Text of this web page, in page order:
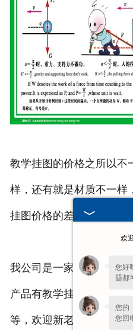
教学挂图的价格之所以不
样，还有就是材质不一样
挂图价格的差异。
我公司是一家******生产
产品有教学挂图，生物切
等，欢迎新老朋友前来选
欢
您好
题都
您的
您回